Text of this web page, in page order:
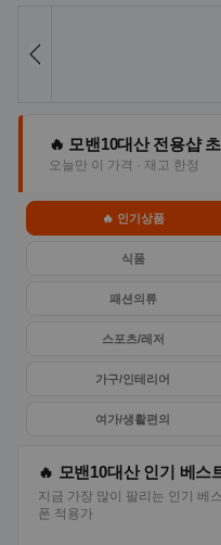
🔥 모밴10대산 전용샵
오늘만 이 가격 · 재고 한정
🔥 인기상품
식품
패션의류
스포츠/레저
가구/인테리어
여가/생활편의
🔥 모밴10대산 인기 베스
지금 가장 많이 팔리는 인기 베
폰 적용가